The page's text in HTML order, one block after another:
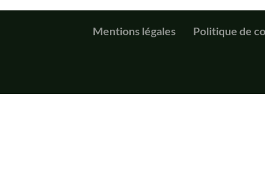
Mentions légales Politique de